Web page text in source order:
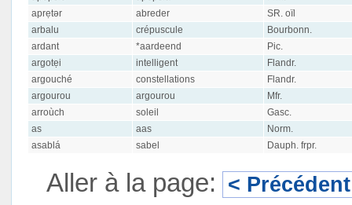
aprẹtər
abreder
SR. oïl
arbalu
crépuscule
Bourbonn.
ardant
*aardeend
Pic.
argotẹi
intelligent
Flandr.
argouché
constellations
Flandr.
argourou
argourou
Mfr.
arroùch
soleil
Gasc.
as
aas
Norm.
asablá
sabel Dauph. frpr.
Aller à la page: < Précédent